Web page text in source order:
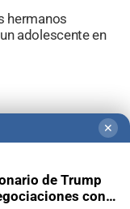
hermanos
adolescente en
✕
de Trump
con